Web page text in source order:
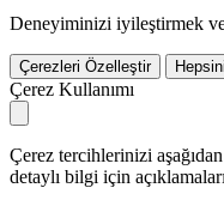
Deneyiminizi iyileştirmek
Çerezleri Özelleştir
Çerez Kullanımı
Çerez tercihlerinizi
detaylı bilgi için